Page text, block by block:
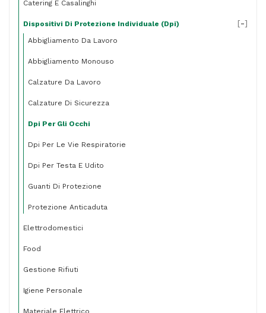
Catering E Casalinghi
Dispositivi Di Protezione Individuale (dpi)
Abbigliamento Da Lavoro
Abbigliamento Monouso
Calzature Da Lavoro
Calzature Di Sicurezza
Dpi Per Gli Occhi
Dpi Per Le Vie Respiratorie
Dpi Per Testa E Udito
Guanti Di Protezione
Protezione Anticaduta
[-]
Elettrodomestici
Food
Gestione Rifiuti
Igiene Personale
Materiale Elettrico